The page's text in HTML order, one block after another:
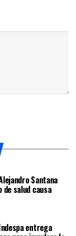
Santana
de salud causa
entrega